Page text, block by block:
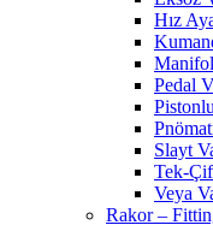
Hız
Pedal
Slayt
Tek-
Veya
Rakor –